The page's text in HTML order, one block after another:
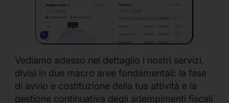
Vediamo adesso nel dettaglio i nostri servizi,
divisi in due macro aree fondamentali: la fase
di avvio e costituzione della tua attività e la
gestione continuativa degli adempimenti fiscali